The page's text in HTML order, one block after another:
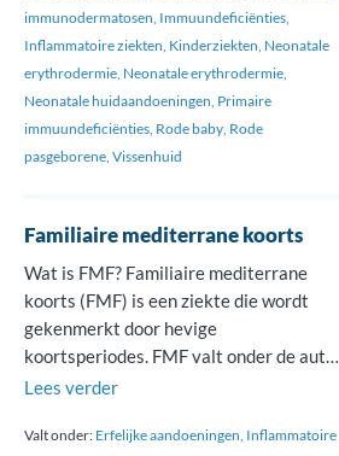
immunodermatosen Immuundeficiënties
Inflammatoire ziekten Kinderziekten Neonatale
erythrodermie Neonatale erythrodermie
Neonatale huidaandoeningen Primaire
immuundeficiënties Rode baby Rode
pasgeborene Vissenhuid
Familiaire mediterrane koorts
Wat is FMF? Familiaire mediterrane
koorts (FMF) is een ziekte die wordt
gekenmerkt door hevige
koortsperiodes. FMF valt onder de auto-
inflammatoire aandoeningen en
Ontstaan Familiaire mediterrane koorts
Lees verder
Valt onder: Erfelijke aandoeningen Inflammatoire